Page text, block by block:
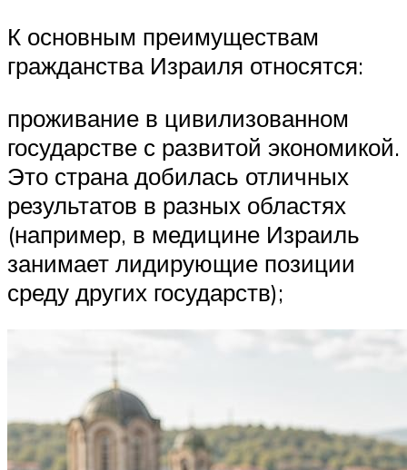
К основным преимуществам
гражданства Израиля относятся:
проживание в цивилизованном
государстве с развитой экономикой.
Это страна добилась отличных
результатов в разных областях
(например, в медицине Израиль
занимает лидирующие позиции
среду других государств);